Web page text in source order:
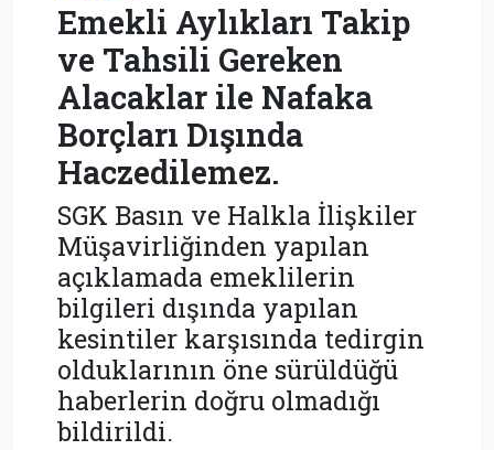
Emekli Aylıkları Takip
ve Tahsili Gereken
Alacaklar ile Nafaka
Borçları Dışında
Haczedilemez.
SGK Basın ve Halkla İlişkiler
Müşavirliğinden yapılan
açıklamada emeklilerin
bilgileri dışında yapılan
kesintiler karşısında tedirgin
olduklarının öne sürüldüğü
haberlerin doğru olmadığı
bildirildi.